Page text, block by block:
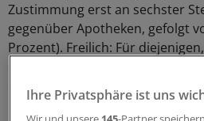
Zustimmung erst an sechster
gegenüber Apotheken, gefolgt
Prozent). Freilich: Für
der Online-Order (73 Prozent).
Ihre Privatsphäre ist uns